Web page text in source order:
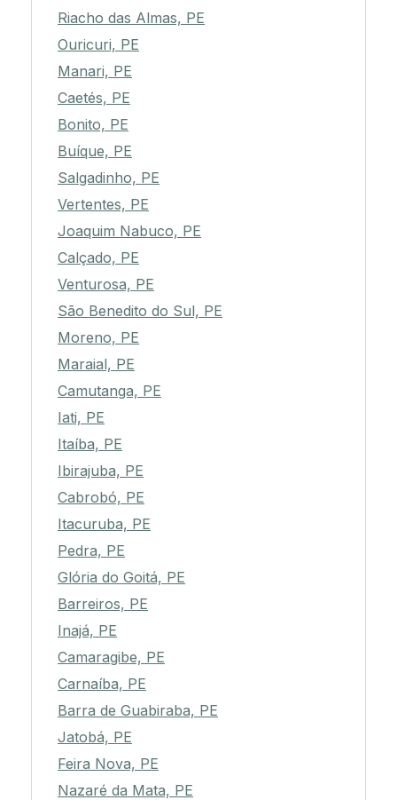
Riacho das Almas, PE
Ouricuri, PE
Manari, PE
Caetés, PE
Bonito, PE
Buíque, PE
Salgadinho, PE
Vertentes, PE
Joaquim Nabuco, PE
Calçado, PE
Venturosa, PE
São Benedito do Sul, PE
Moreno, PE
Maraial, PE
Camutanga, PE
Iati, PE
Itaíba, PE
Ibirajuba, PE
Cabrobó, PE
Itacuruba, PE
Pedra, PE
Glória do Goitá, PE
Barreiros, PE
Inajá, PE
Camaragibe, PE
Carnaíba, PE
Barra de Guabiraba, PE
Jatobá, PE
Feira Nova, PE
Nazaré da Mata, PE